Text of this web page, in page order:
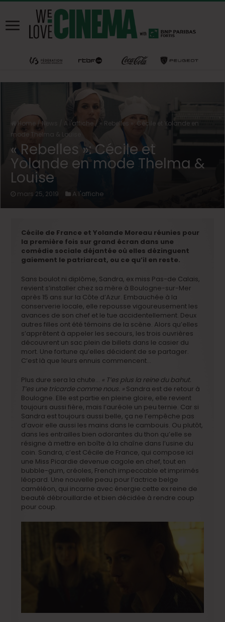
Home / News A l'affiche / « Rebelles »: Cécile et Yolande en
mode Thelma & Louise
« Rebelles »: Cécile et
Yolande en mode Thelma &
Louise
mars 25, 2019 A l'affiche
Cécile de France et Yolande Moreau réunies pour
la première fois sur grand écran dans une
comédie sociale déjantée où elles dézinguent
gaiement le patriarcat, ou ce qu’il en reste.
Sans boulot ni diplôme, Sandra, ex miss Pas-de Calais,
revient s’installer chez sa mère à Boulogne-sur-Mer
après 15 ans sur la Côte d’Azur. Embauchée à la
conserverie locale, elle repousse vigoureusement les
avances de son chef et le tue accidentellement. Deux
autres filles ont été témoins de la scène. Alors qu’elles
s’apprêtent à appeler les secours, les trois ouvrières
découvrent un sac plein de billets dans le casier du
mort. Une fortune qu’elles décident de se partager.
C’est là que leurs ennuis commencent…​
Plus dure sera la chute… « T’es plus la reine du bahut.
T’es une tricarde comme nous. » Sandra est de retour à
Boulogne. Elle est partie en pleine gloire, elle revient
toujours aussi fière, mais l’auréole un peu ternie. Car si
Sandra est toujours aussi belle, ça ne l’empêche pas
d’avoir elle aussi les mains dans le cambouis. Ou plutôt,
dans les entrailles bien odorantes du thon qu’elle se
résigne à mettre en boîte à la chaîne dans l’usine du
coin. Sandra, c’est Cécile de France, qui compose ici
une Miss Picardie devenue cagole en chef, tout en
bubble-gum, créoles, French impeccable et imprimés
léopard. Une nouvelle peau pour l’actrice belge
caméléon, qui incarne avec énergie cette ex reine de
beauté débrouillarde et bien décidée à rendre coup
pour coup.